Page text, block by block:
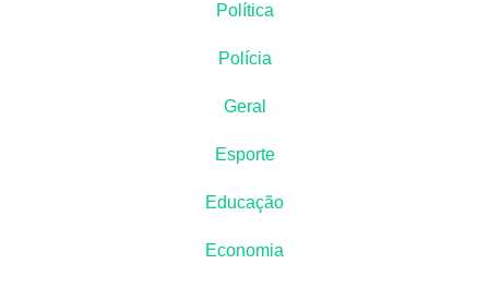
Política
Polícia
Geral
Esporte
Educação
Economia